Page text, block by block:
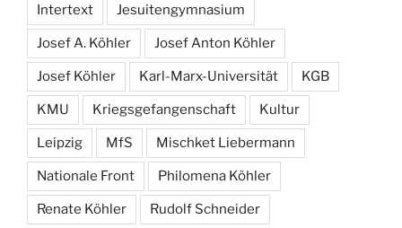
Intertext Jesuitengymnasium
Josef A. Köhler Josef Anton Köhler
Josef Köhler Karl-Marx-Universität KGB
KMU Kriegsgefangenschaft Kultur
Leipzig MfS Mischket Liebermann
Nationale Front Philomena Köhler
Renate Köhler Rudolf Schneider